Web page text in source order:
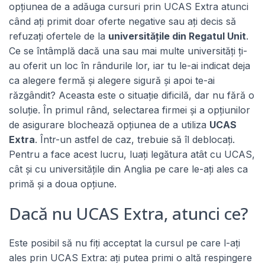
opțiunea de a adăuga cursuri prin UCAS Extra atunci
când ați primit doar oferte negative sau ați decis să
refuzați ofertele de la universitățile din Regatul Unit.
Ce se întâmplă dacă una sau mai multe universități ți-
au oferit un loc în rândurile lor, iar tu le-ai indicat deja
ca alegere fermă și alegere sigură și apoi te-ai
răzgândit? Aceasta este o situație dificilă, dar nu fără o
soluție. În primul rând, selectarea firmei și a opțiunilor
de asigurare blochează opțiunea de a utiliza UCAS
Extra. Într-un astfel de caz, trebuie să îl deblocați.
Pentru a face acest lucru, luați legătura atât cu UCAS,
cât și cu universitățile din Anglia pe care le-ați ales ca
primă și a doua opțiune.
Dacă nu UCAS Extra, atunci ce?
Este posibil să nu fiți acceptat la cursul pe care l-ați
ales prin UCAS Extra: ați putea primi o altă respingere